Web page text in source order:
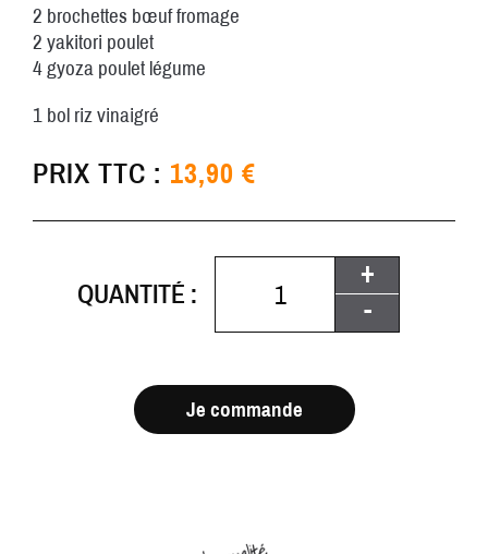
2 brochettes bœuf fromage
2 yakitori poulet
4 gyoza poulet légume
1 bol riz vinaigré
PRIX TTC : 13,90 €
QUANTITÉ :
+
-